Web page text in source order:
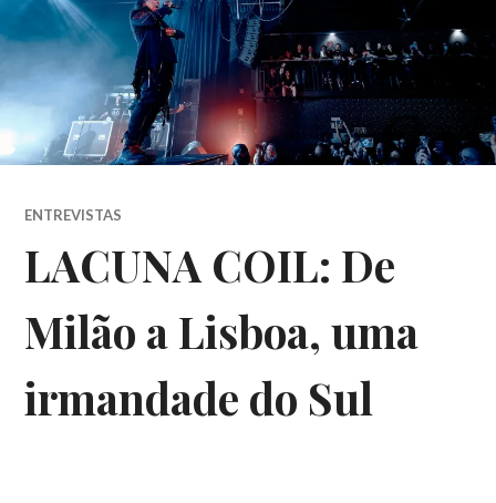
ENTREVISTAS
LACUNA COIL: De
Milão a Lisboa, uma
irmandade do Sul